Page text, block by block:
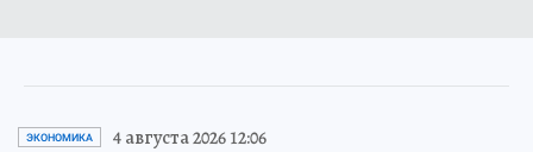
ЭКОНОМИКА 4 августа 2026 12:06